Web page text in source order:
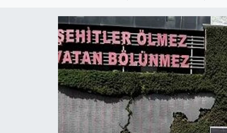
KEMERBURGAZ
KÜLTÜR - SANAT
MAGAZİN
ÖZEL HABER
SAĞLIK